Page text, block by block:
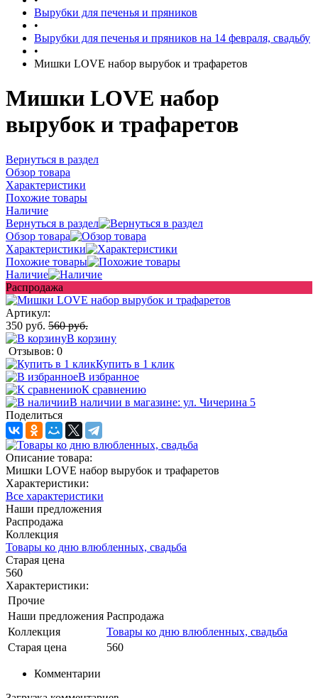
Вырубки для печенья и пряников
•
Вырубки для печенья и пряников на 14 февраля, свадьбу
•
Мишки LOVE набор вырубок и трафаретов
Мишки LOVE набор
вырубок и трафаретов
Вернуться в раздел
Обзор товара
Характеристики
Похожие товары
Наличие
Вернуться в раздел
Обзор товара
Характеристики
Похожие товары
Наличие
Распродажа
Артикул:
350 руб. 560 руб.
В корзину
Отзывов: 0
Купить в 1 клик
В избранное
К сравнению
В наличии в магазине: ул. Чичерина 5
Поделиться
Описание товара:
Мишки LOVE набор вырубок и трафаретов
Характеристики:
Все характеристики
Наши предложения
Распродажа
Коллекция
Товары ко дню влюбленных, свадьба
Старая цена
560
Характеристики:
Прочие
Наши предложения Распродажа
Коллекция
Товары ко дню влюбленных, свадьба
Старая цена
560
Комментарии